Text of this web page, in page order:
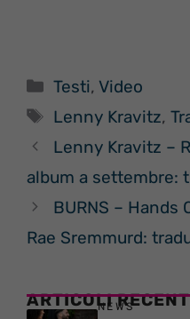
Categorie
Testi,Video
Tag
Lenny Kravitz,
Lenny Kravitz –
album a settembre:
BURNS – Hands
Rae Sremmurd:
ARTICOLINEWS